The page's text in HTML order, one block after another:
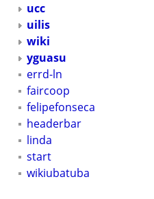
ucc
uilis
wiki
yguasu
errd-ln
faircoop
felipefonseca
headerbar
linda
start
wikiubatuba